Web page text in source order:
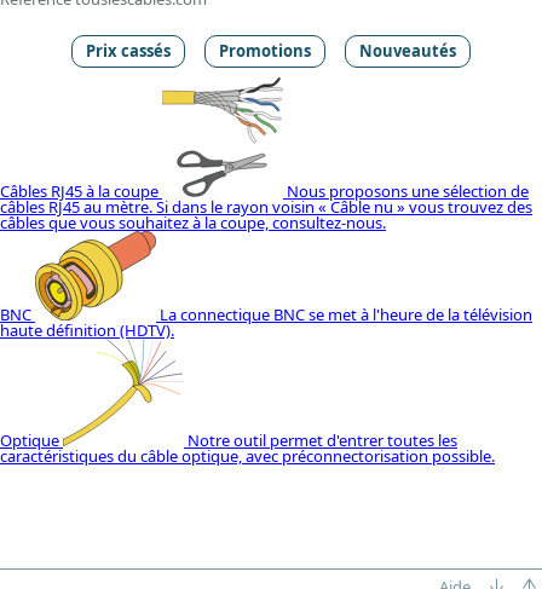
Prix cassés Promotions Nouveautés
Câbles RJ45 à la coupe Nous proposons une sélection de
câbles RJ45 au mètre. Si dans le rayon voisin « Câble nu » vous trouvez des
câbles que vous souhaitez à la coupe, consultez-nous.
BNC La connectique BNC se met à l'heure de la télévision
haute définition (HDTV).
Optique Notre outil permet d'entrer toutes les
caractéristiques du câble optique, avec préconnectorisation possible.